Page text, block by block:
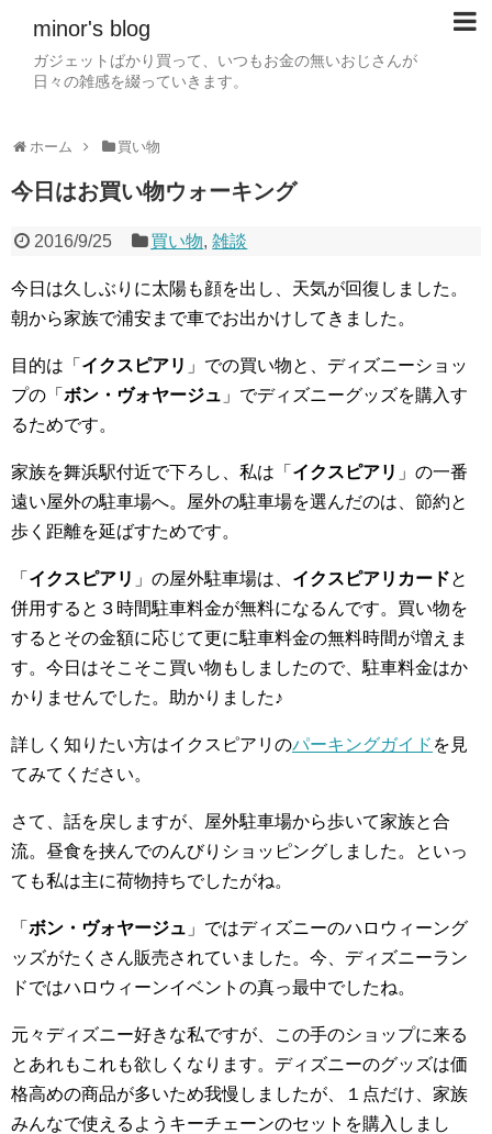
minor's blog
ガジェットばかり買って、いつもお金の無いおじさんが
日々の雑感を綴っていきます。
ホーム 買い物
今日はお買い物ウォーキング
2016/9/25 買い物,雑談
今日は久しぶりに太陽も顔を出し、天気が回復しました。
朝から家族で浦安まで車でお出かけしてきました。
目的は「 イクスピアリ 」での買い物と、ディズニーショッ
プの「 ボン・ヴォヤージュ 」でディズニーグッズを購入す
るためです。
家族を舞浜駅付近で下ろし、私は「 イクスピアリ 」の一番
遠い屋外の駐車場へ。屋外の駐車場を選んだのは、節約と
歩く距離を延ばすためです。
「 イクスピアリ 」の屋外駐車場は、 イクスピアリカードと
併用すると３時間駐車料金が無料になるんです。買い物を
するとその金額に応じて更に駐車料金の無料時間が増えま
す。今日はそこそこ買い物もしましたので、駐車料金はか
かりませんでした。助かりました♪
詳しく知りたい方はイクスピアリのパーキングガイド を見
てみてください。
さて、話を戻しますが、屋外駐車場から歩いて家族と合
流。昼食を挟んでのんびりショッピングしました。といっ
ても私は主に荷物持ちでしたがね。
「 ボン・ヴォヤージュ 」ではディズニーのハロウィーング
ッズがたくさん販売されていました。今、ディズニーラン
ドではハロウィーンイベントの真っ最中でしたね。
元々ディズニー好きな私ですが、この手のショップに来る
とあれもこれも欲しくなります。ディズニーのグッズは価
格高めの商品が多いため我慢しましたが、１点だけ、家族
みんなで使えるようキーチェーンのセットを購入しまし